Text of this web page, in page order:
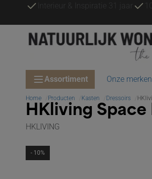
Interieur & Inspiratie 31 jaar
Assortiment Onze merken
Home Producten Kasten Dressoirs
HKliving
HKLIVING
- 10%